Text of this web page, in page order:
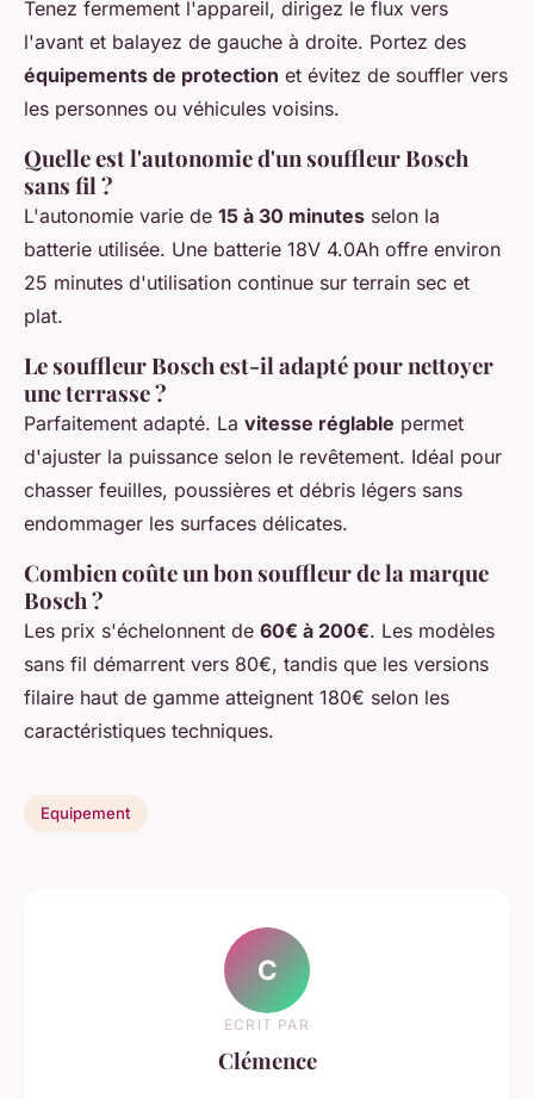
Tenez fermement l'appareil, dirigez le flux vers
l'avant et balayez de gauche à droite. Portez des
équipements de protection et évitez de souffler vers
les personnes ou véhicules voisins.
Quelle est l'autonomie d'un souffleur Bosch
sans fil ?
L'autonomie varie de 15 à 30 minutes selon la
batterie utilisée. Une batterie 18V 4.0Ah offre environ
25 minutes d'utilisation continue sur terrain sec et
plat.
Le souffleur Bosch est-il adapté pour nettoyer
une terrasse ?
Parfaitement adapté. La vitesse réglable permet
d'ajuster la puissance selon le revêtement. Idéal pour
chasser feuilles, poussières et débris légers sans
endommager les surfaces délicates.
Combien coûte un bon souffleur de la marque
Bosch ?
Les prix s'échelonnent de 60€ à 200€. Les modèles
sans fil démarrent vers 80€, tandis que les versions
filaire haut de gamme atteignent 180€ selon les
caractéristiques techniques.
Equipement
C
ECRIT PAR
Clémence